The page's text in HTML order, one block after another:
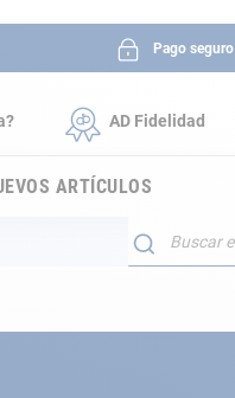
Pago seguro
AD Fidelidad
ARTÍCULOS
Buscar